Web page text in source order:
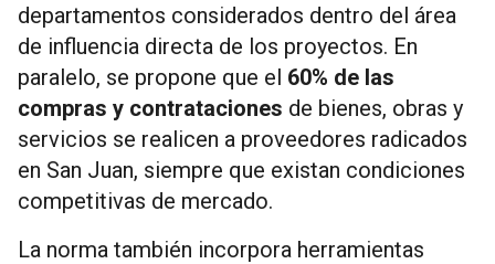
departamentos considerados dentro del área
de influencia directa de los proyectos. En
paralelo, se propone que el 60% de las
compras y contrataciones de bienes, obras y
servicios se realicen a proveedores radicados
en San Juan, siempre que existan condiciones
competitivas de mercado.
La norma también incorpora herramientas